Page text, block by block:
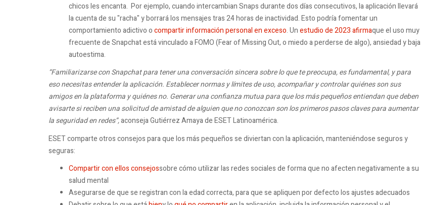
chicos les encanta. Por ejemplo, cuando intercambian Snaps durante dos días consecutivos, la aplicación llevará
la cuenta de su "racha" y borrará los mensajes tras 24 horas de inactividad. Esto podría fomentar un
comportamiento adictivo ocompartir información personal en exceso. Unestudio de 2023 afirmaque el uso muy
frecuente de Snapchat está vinculado a FOMO (Fear of Missing Out, o miedo a perderse de algo), ansiedad y baja
autoestima.
“Familiarizarse con Snapchat para tener una conversación sincera sobre lo que te preocupa, es fundamental, y para
eso necesitas entender la aplicación. Establecer normas y límites de uso, acompañar y controlar quiénes son sus
amigos en la plataforma y quiénes no. Generar una confianza mutua para que los más pequeños entiendan que deben
avisarte si reciben una solicitud de amistad de alguien que no conozcan son los primeros pasos claves para aumentar
la seguridad en redes”,aconseja Gutiérrez Amaya de ESET Latinoamérica.
ESET comparte otros consejos para que los más pequeños se diviertan con la aplicación, manteniéndose seguros y
seguras:
Compartir con ellos consejossobre cómo utilizar las redes sociales de forma que no afecten negativamente a su
salud mental
Asegurarse de que se registran con la edad correcta, para que se apliquen por defecto los ajustes adecuados